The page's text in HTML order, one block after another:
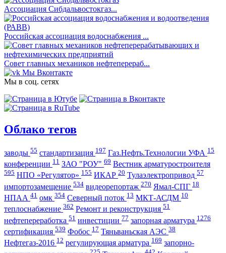
Ассоциация Сибдальвостокгаз...
Российская ассоциация водоснабжения ...
Совет главных механиков нефтеперераб...
Мы Вконтакте
Мы в соц. сетях
Облако тегов
заводы 55 стандартизация 197 Газ.Нефть.Технологии УФА 15
конференции 11 ЗАО "РОУ" 69 Вестник арматуростроителя
595 НПО «Регулятор» 155 ИКАР 20 Тулаэлектропривод 57
импортозамещение 534 видеорепортаж 270 Ямал-СПГ 18
НПАА 41 омк 354 Северный поток 13 МКТ-АСДМ 10
теплоснабжение 362 Ремонт и реконструкция 51
нефтепереработка 51 инвестиции 77 запорная арматура 1276
сертификация 539 Фобос 17 Тяньваньская АЭС 38
Нефтегаз-2016 12 регулирующая арматура 169 запорно-
225 442